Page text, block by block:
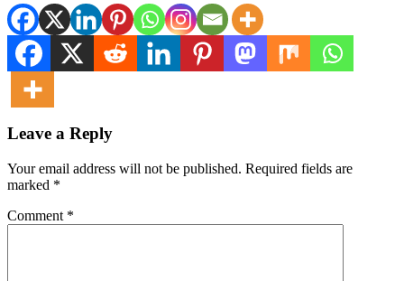
Leave a Reply
Your email address will not be published. Required fields are
marked *
Comment *